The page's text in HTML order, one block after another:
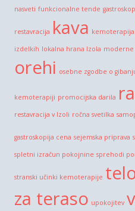
nasveti funkcionalne tende
restavracija kava kemoterapija
izdelkih lokalna hrana Izola moderne
orehi osebne zgodbe o
kemoterapiji promocijska darila
restavracija v Izoli ročna svetilka
gastroskopija cena sejemska priprava
spletni izračun pokojnine sprehodi
stranski učinki kemoterapije
za teraso upokojitev